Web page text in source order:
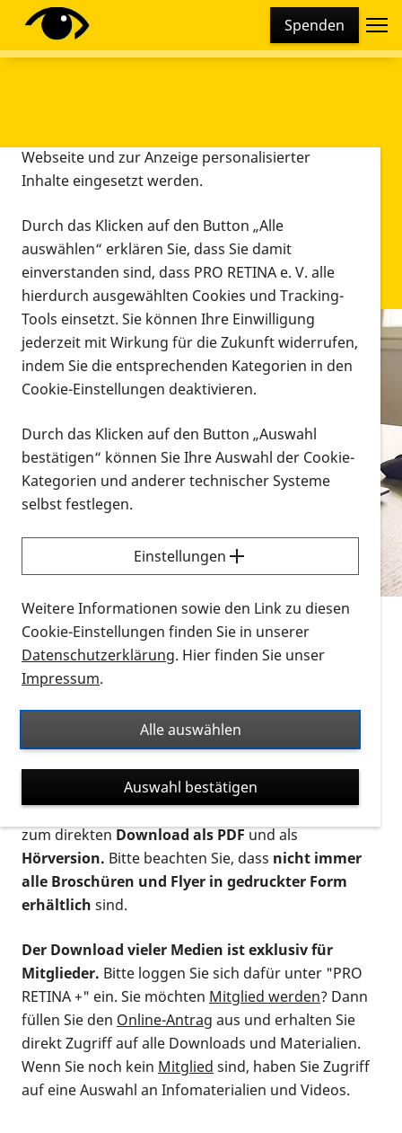
Spenden
Infomaterial
Infomaterial
Vorlesen
Alle Infomaterialien in verschiedenen
Formaten an einem Ort
Sie möchten wissen, wie Sie nach Infonmaterial
suchen und dieses bestellen bzw. herunterladen
können? Schauen Sie sich dieErklärvideos zum
Thema Infomaterial auf der PRO RETINA-Website
für blinde und sehbehinderte Menschen an.
Auf dieser Seite finden Sie sämtliches Infomaterial
Ort. Nutzen Sie den Formatfilter, um ausschließlich
nach Flyern und Broschüren, Audios oder Videos zu
suchen. Die meisten Flyer und Broschüren werden in
verschiedenen Formaten angeboten: zur
postalischen Bestellung als gedruckte Variante
zum direktenDownload als PDFund als
Hörversion. Bitte beachten Sie, dass nicht immer
alle Broschüren und Flyer in gedruckter Form
erhältlich sind.
Der Download vieler Medien ist exklusiv für
Mitglieder. Bitte loggen Sie sich dafür unter "PRO
RETINA +" ein. Sie möchten Mitglied werden? Dann
füllen Sie den Online-Antrag aus und erhalten Sie
direkt Zugriff auf alle Downloads und Materialien.
Wenn Sie noch kein Mitglied sind, haben Sie Zugriff
auf eine Auswahl an Infomaterialien und Videos.
Diese Webseite setzt verschiedene Cookies und
Tracking-Tools ein. Dies beinhaltet Cookies und
Webseite und zur Anzeige personalisierter
Inhalte eingesetzt werden.
Durch das Klicken auf den Button „Alle
auswählen“ erklären Sie, dass Sie damit
einverstanden sind, dass PRO RETINA e. V. alle
hierdurch ausgewählten Cookies und Tracking-
Tools einsetzt. Sie können Ihre Einwilligung
jederzeit mit Wirkung für die Zukunft widerrufen,
indem Sie die entsprechenden Kategorien in den
Cookie-Einstellungen deaktivieren.
Durch das Klicken auf den Button „Auswahl
bestätigen“ können Sie Ihre Auswahl der Cookie-
Kategorien und anderer technischer Systeme
selbst festlegen.
Einstellungen
Weitere Informationen sowie den Link zu diesen
Cookie-Einstellungen finden Sie in unserer
Datenschutzerklärung. Hier finden Sie unser
Impressum.
Alle auswählen
Auswahl bestätigen